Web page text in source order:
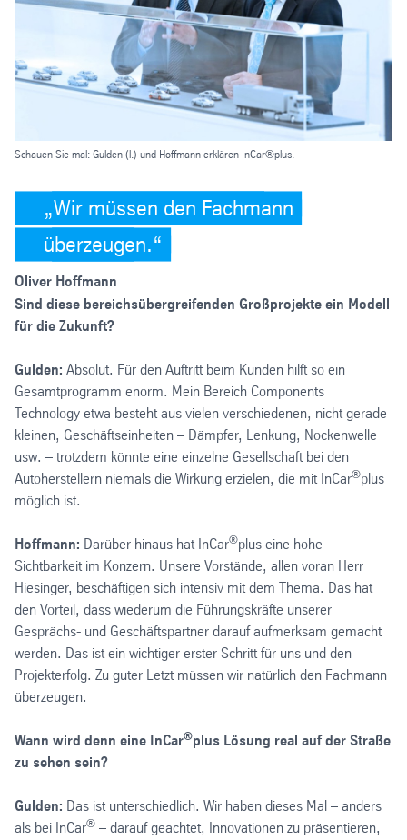
Schauen Sie mal: Gulden (l.) und Hoffmann erklären InCar®plus.
Wir müssen den Fachmann
überzeugen.
Oliver Hoffmann
Sind diese bereichsübergreifenden Großprojekte ein Modell
für die Zukunft?
Gulden: Absolut. Für den Auftritt beim Kunden hilft so ein
Gesamtprogramm enorm. Mein Bereich Components
Technology etwa besteht aus vielen verschiedenen, nicht gerade
kleinen, Geschäftseinheiten – Dämpfer, Lenkung, Nockenwelle
usw. – trotzdem könnte eine einzelne Gesellschaft bei den
Autoherstellern niemals die Wirkung erzielen, die mit InCar®plus
möglich ist.
Hoffmann: Darüber hinaus hat InCar®plus eine hohe
Sichtbarkeit im Konzern. Unsere Vorstände, allen voran Herr
Hiesinger, beschäftigen sich intensiv mit dem Thema. Das hat
den Vorteil, dass wiederum die Führungskräfte unserer
Gesprächs- und Geschäftspartner darauf aufmerksam gemacht
werden. Das ist ein wichtiger erster Schritt für uns und den
Projekterfolg. Zu guter Letzt müssen wir natürlich den Fachmann
überzeugen.
Wann wird denn eine InCar®plus Lösung real auf der Straße
zu sehen sein?
Gulden: Das ist unterschiedlich. Wir haben dieses Mal – anders
als bei InCar® – darauf geachtet, Innovationen zu präsentieren,